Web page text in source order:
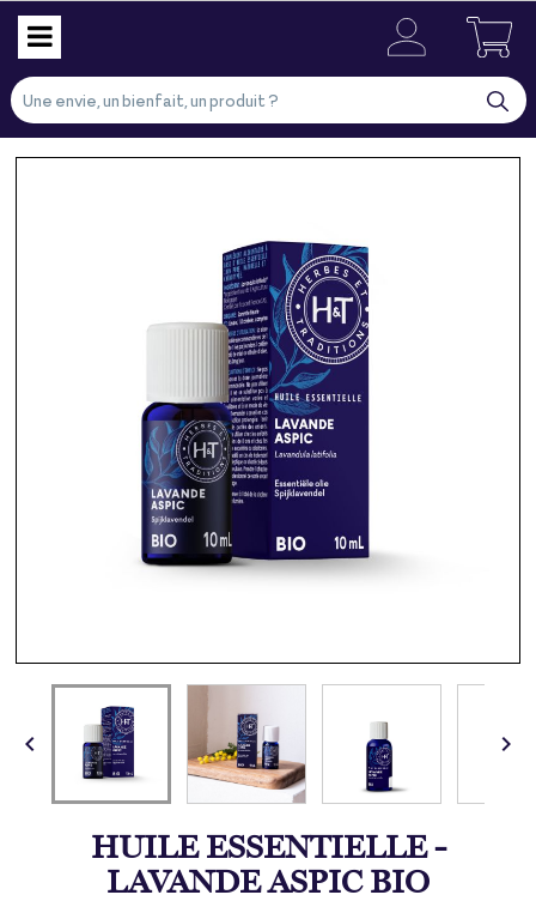
 
HUILE ESSENTIELLE -
LAVANDE ASPIC BIO